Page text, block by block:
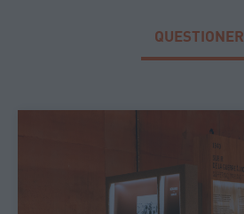
QUESTIONER